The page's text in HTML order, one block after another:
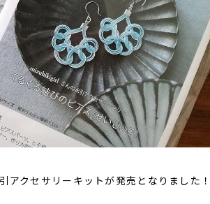
アクセサリーキットが発売となりました